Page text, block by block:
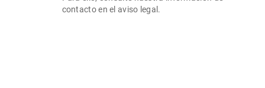
contacto en el aviso legal.